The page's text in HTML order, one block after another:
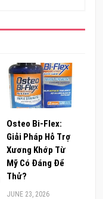
Osteo Bi-Flex:
Giải Pháp Hỗ Trợ
Xương Khớp Từ
Mỹ Có Đáng Để
Thử?
JUNE 23, 2026